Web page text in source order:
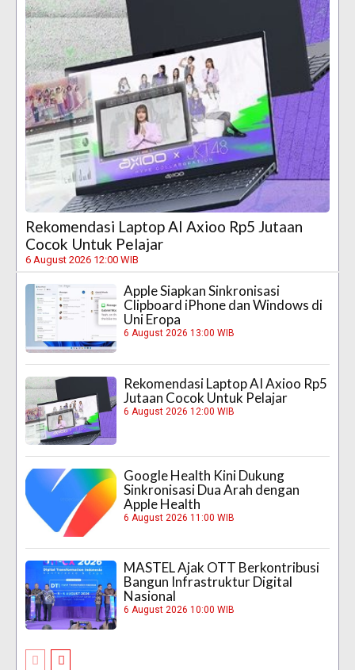
Rekomendasi Laptop AI Axioo Rp5 Jutaan
Cocok Untuk Pelajar
6 August 2026 12:00 WIB
Apple Siapkan Sinkronisasi
Clipboard iPhone dan Windows di
Uni Eropa
6 August 2026 13:00 WIB
Rekomendasi Laptop AI Axioo Rp5
Jutaan Cocok Untuk Pelajar
6 August 2026 12:00 WIB
Google Health Kini Dukung
Sinkronisasi Dua Arah dengan
Apple Health
6 August 2026 11:00 WIB
MASTEL Ajak OTT Berkontribusi
Bangun Infrastruktur Digital
Nasional
6 August 2026 10:00 WIB